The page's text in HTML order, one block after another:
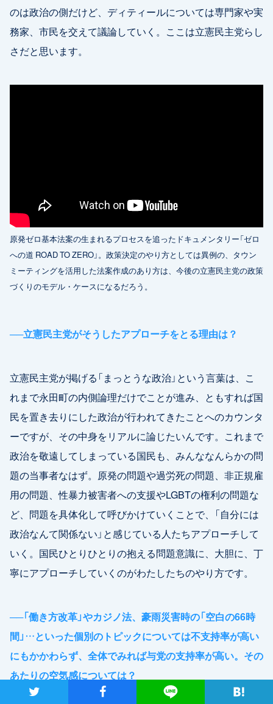
ツイート シャア Lineで送る
のは政治の側だけど、ディティールについては専門家や実
務家、市民を交えて議論していく。ここは立憲民主党らし
さだと思います。
原発ゼロ基本法案の生まれるプロセスを追ったドキュメンタリー「ゼロ
への道 ROAD TO ZERO」。政策決定のやり方としては異例の、タウン
ミーティングを活用した法案作成のあり方は、今後の立憲民主党の政策
づくりのモデル・ケースになるだろう。
──立憲民主党がそうしたアプローチをとる理由は？
立憲民主党が掲げる「まっとうな政治」という言葉は、こ
れまで永田町の内側論理だけでことが進み、ともすれば国
民を置き去りにした政治が行われてきたことへのカウンタ
ーですが、その中身をリアルに論じたいんです。これまで
政治を敬遠してしまっている国民も、みんななんらかの問
題の当事者なはず。原発の問題や過労死の問題、非正規雇
用の問題、性暴力被害者への支援やLGBTの権利の問題な
ど、問題を具体化して呼びかけていくことで、「自分には
政治なんて関係ない」と感じている人たちアプローチして
いく。国民ひとりひとりの抱える問題意識に、大胆に、丁
寧にアプローチしていくのがわたしたちのやり方です。
──「働き方改革」やカジノ法、豪雨災害時の「空白の66時
間」…といった個別のトピックについては不支持率が高い
にもかかわらず、全体でみれば与党の支持率が高い。その
あたりの空気感については？